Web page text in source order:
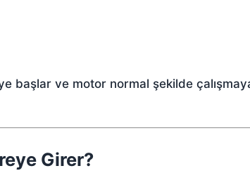
başlar ve motor normal şekilde
Girer?